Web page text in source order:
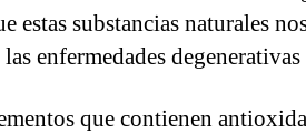
estas substancias naturales
enfermedades
que contienen